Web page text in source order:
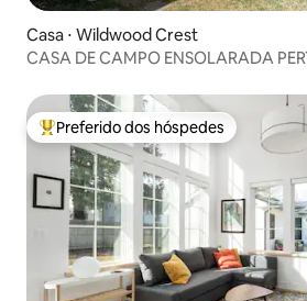
Casa ⋅ Wildwood Crest
CASA DE CAMPO ENSOLARADA
Entre os melhores preferidos dos
Preferido dos hóspedes